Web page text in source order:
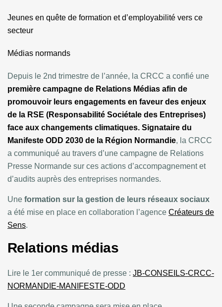
Jeunes en quête de formation et d’employabilité vers ce
secteur
Médias normands
Depuis le 2nd trimestre de l’année, la CRCC a confié une
première campagne de Relations Médias afin de
promouvoir leurs engagements en faveur des enjeux
de la RSE (Responsabilité Sociétale des Entreprises)
face aux changements climatiques. Signataire du
Manifeste ODD 2030 de la Région Normandie, la CRCC
a communiqué au travers d’une campagne de Relations
Presse Normande sur ces actions d’accompagnement et
d’audits auprès des entreprises normandes.
Une formation sur la gestion de leurs réseaux sociaux
a été mise en place en collaboration l’agence Créateurs de
Sens.
Relations médias
Lire le 1er communiqué de presse : JB-CONSEILS-CRCC-
NORMANDIE-MANIFESTE-ODD